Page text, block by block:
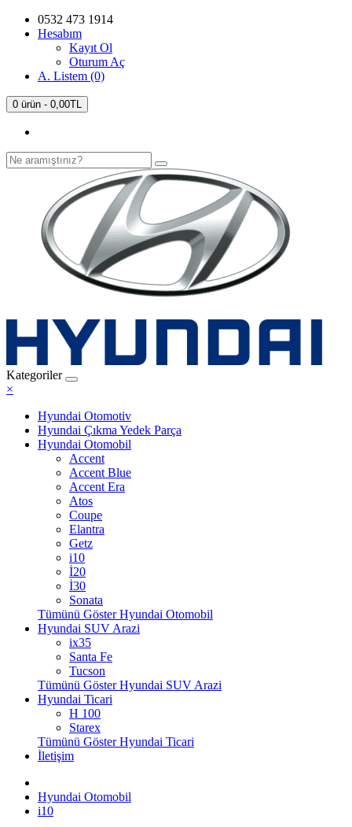
0532 473 1914
Hesabım
Kayıt Ol
Oturum Aç
A. Listem (0)
0 ürün - 0,00TL
Kategoriler
×
Hyundai Otomotiv
Hyundai Çıkma Yedek Parça
Hyundai Otomobil
Accent
Accent Blue
Accent Era
Atos
Coupe
Elantra
Getz
i10
İ20
İ30
Sonata
Tümünü Göster Hyundai Otomobil
Hyundai SUV Arazi
ix35
Santa Fe
Tucson
Tümünü Göster Hyundai SUV Arazi
Hyundai Ticari
H 100
Starex
Tümünü Göster Hyundai Ticari
İletişim
Hyundai Otomobil
i10